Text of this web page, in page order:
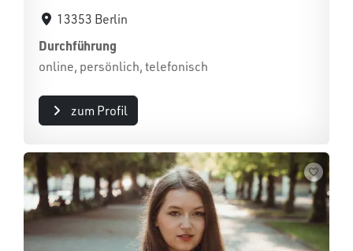
13353 Berlin
Durchführung
online, persönlich, telefonisch
zum Profil